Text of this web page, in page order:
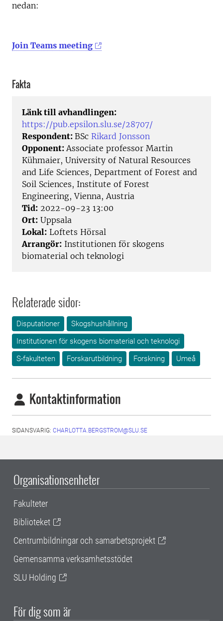
nedan:
Join Teams meeting
Fakta
Länk till avhandlingen:
https://pub.epsilon.slu.se/28707/
Respondent: BSc Rikard Jonsson
Opponent:Associate professor Martin
Kühmaier, University of Natural Resources
and Life Sciences, Department of Forest and
Soil Sciences, Institute of Forest
Engineering, Vienna, Austria
Tid: 2022-09-23 13:00
Ort: Uppsala
Lokal: Loftets Hörsal
Arrangör: Institutionen för skogens
biomaterial och teknologi
Relaterade sidor:
Disputationer
Skogshushållning
Institutionen för skogens biomaterial och teknologi
S-fakulteten
Forskarutbildning Forskning Umeå
Kontaktinformation
SIDANSVARIG: CHARLOTTA.BERGSTROM@SLU.SE
Organisationsenheter
Fakulteter
Biblioteket
Centrumbildningar och samarbetsprojekt
Gemensamma verksamhetsstödet
SLU Holding
För dig som är